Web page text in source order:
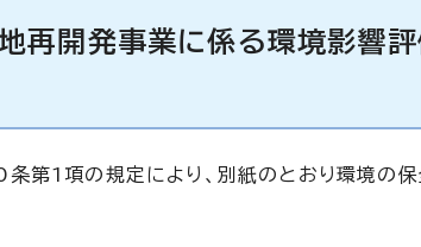
再開発事業に係る環境影響
第1項の規定により、別紙のとおり環境の